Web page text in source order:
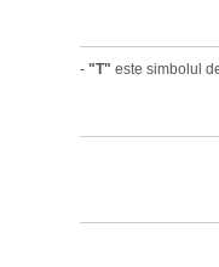
- "T" este simbolul